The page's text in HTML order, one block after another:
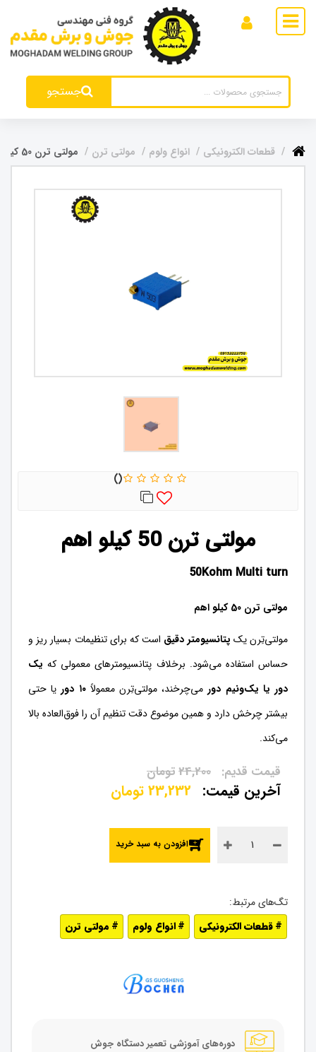
جستجو
قطعات الکترونیکی انواع ولوم مولتی ترن مولتی ترن 50 کیلو اهم
مولتی ترن 50 کیلو اهم
50Kohm Multi turn
مولتی ترن 50 کیلو اهم
مولتی‌تِرن یک پتانسیومتر دقیق است که برای تنظیمات بسیار ریز و
حساس استفاده می‌شود. برخلاف پتانسیومترهای معمولی که یک
دور یا یک‌ونیم دور می‌چرخند، مولتی‌تِرن معمولاً۱۰ دور
یا حتی
بیشتر چرخش دارد و همین موضوع دقت تنظیم آن را فوق‌العاده بالا
می‌کند.
23,232تومان
24,200تومان
افزودن به سبد خرید
قطعات الکترونیکی انواع ولوم مولتی ترن
دوره‌های آموزشی تعمیر دستگاه جوش